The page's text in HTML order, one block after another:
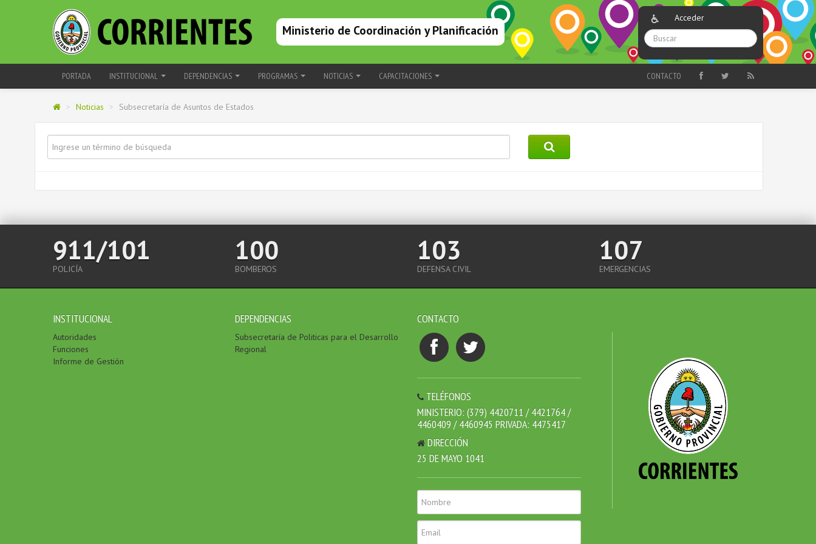
Acceder
Ministerio de Coordinación y Planificación
PORTADA INSTITUCIONAL DEPENDENCIAS PROGRAMAS NOTICIAS CAPACITACIONES CONTACTO
> Noticias > Subsecretaría de Asuntos de Estados
911/101
POLICÍA
100
BOMBEROS
103
DEFENSA CIVIL
107
EMERGENCIAS
INSTITUCIONAL
Autoridades
Funciones
Informe de Gestión
DEPENDENCIAS
Subsecretaría de Politicas para el Desarrollo
Regional
CONTACTO
TELÉFONOS
MINISTERIO: (379) 4420711 / 4421764 /
4460409 / 4460945 PRIVADA: 4475417
DIRECCIÓN
25 DE MAYO 1041